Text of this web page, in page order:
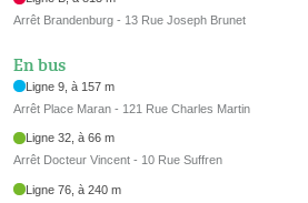
Arrêt Brandenburg - 13 Rue Joseph Brunet
En bus
Ligne 9, à 157 m
Arrêt Place Maran - 121 Rue Charles Martin
Ligne 32, à 66 m
Arrêt Docteur Vincent - 10 Rue Suffren
Ligne 76, à 240 m